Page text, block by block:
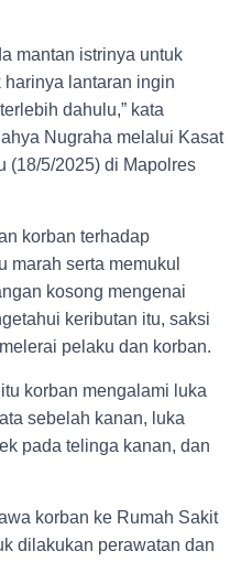
mantan istrinya untuk
lantaran ingin
dahulu,” kata
Nugraha melalui Kasat
(18/5/2025) di Mapolres
korban terhadap
marah serta memukul
kosong mengenai
keributan itu, saksi
pelaku dan korban.
korban mengalami luka
sebelah kanan, luka
pada telinga kanan, dan
korban ke Rumah Sakit
dilakukan perawatan dan